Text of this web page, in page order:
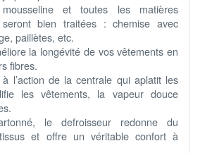
et toutes les matières
seront bien traitées : chemise avec
paillètes, etc.
la longévité de vos vêtements en
fibres.
l’action de la centrale qui aplatit les
les vêtements, la vapeur douce
le defroisseur redonne du
et offre un véritable confort à